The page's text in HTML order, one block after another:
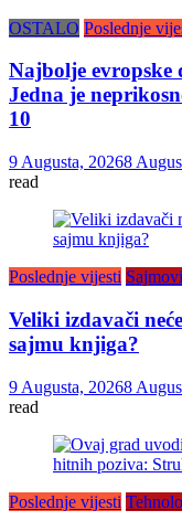
OSTALO Poslednje
Najbolje evropske
Jedna je
10
9 Augusta, 20268
read
Poslednje vijesti Sajmovi
Veliki izdavači
sajmu knjiga?
9 Augusta, 20268
read
Poslednje vijesti